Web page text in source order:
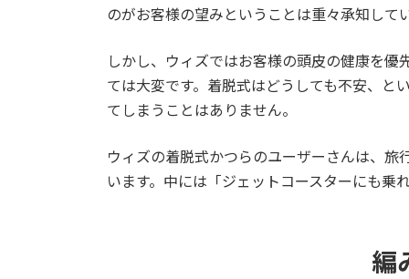
のがお客様の望みということは重々承知して
しかし、ウィズではお客様の頭皮の健康を
ては大変です。着脱式はどうしても不安、と
てしまうことはありません。
ウィズの着脱式かつらのユーザーさんは、
います。中には「ジェットコースターにも乗
編